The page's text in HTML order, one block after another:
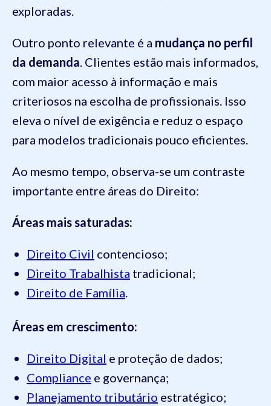
exploradas.
Outro ponto relevante é a mudança no perfil
da demanda. Clientes estão mais informados,
com maior acesso à informação e mais
criteriosos na escolha de profissionais. Isso
eleva o nível de exigência e reduz o espaço
para modelos tradicionais pouco eficientes.
Ao mesmo tempo, observa-se um contraste
importante entre áreas do Direito:
Áreas mais saturadas:
Direito Civil contencioso;
Direito Trabalhista tradicional;
Direito de Família.
Áreas em crescimento:
Direito Digital e proteção de dados;
Compliance e governança;
Planejamento tributário estratégico;